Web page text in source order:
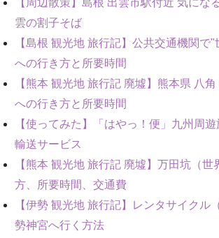
【周辺散策】島根 出雲市駅付近 気にな
雲の割子そば
【島根 観光地 旅行記】公共交通機関で
への行き方と所要時間
【熊本 観光地 旅行記 廃墟】熊本県 八
への行き方と所要時間
【使ってみた】「はやっ！便」九州周
輸送サービス
【熊本 観光地 旅行記 廃墟】万田坑（世
方、所要時間、交通費
【伊勢 観光地 旅行記】レンタサイクル
勢神宮へ行く方法